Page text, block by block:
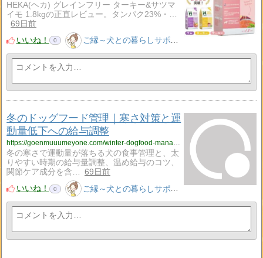
HEKA(ヘカ) グレインフリー ターキー&サツマ
イモ 1.8kgの正直レビュー。タンパク23%・…
69日前
いいね！
0 ご縁～犬との暮らしサポート～
冬のドッグフード管理｜寒さ対策と運
動量低下への給与調整
https://goenmuuumeyone.com/winter-dogfood-management-cold-guide/
冬の寒さで運動量が落ちる犬の食事管理と、太
りやすい時期の給与量調整、温め給与のコツ、
関節ケア成分を含…
69日前
いいね！
0 ご縁～犬との暮らしサポート～